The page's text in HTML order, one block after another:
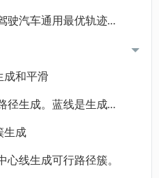
驶汽车通用最优轨迹规
框架。首先，基于动态
∈配置空间( O , D ∈
过贝塞尔曲线和梯形速
的轨迹簇进行优化，输
成和平滑
径生成。蓝线是生成的
参考路径。
生成
心线生成可行路径簇。